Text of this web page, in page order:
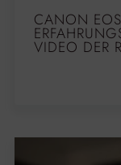
CANON
VIDEO DER